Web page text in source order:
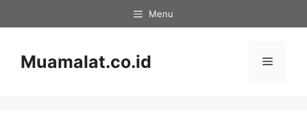
to
Menu
Muamalat.co.id Menu